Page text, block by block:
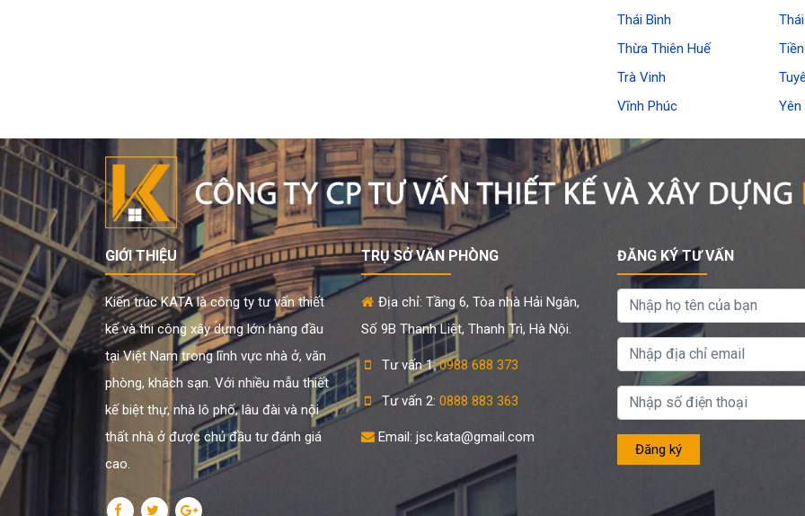
Thái Bình
Thừa Thiên Huế
Trà Vinh
Vĩnh Phúc
Yên
GIỚI THIỆU
Kiến trúc KATA là công ty tư vấn thiết
kế và thi công xây dựng lớn hàng đầu
tại Việt Nam trong lĩnh vực nhà ở, văn
phòng, khách sạn. Với nhiều mẫu thiết
kế biệt thự, nhà lô phố, lâu đài và nội
thất nhà ở được chủ đầu tư đánh giá
cao.
TRỤ SỞ VĂN PHÒNG
Địa chỉ: Tầng 6, Tòa nhà Hải Ngân,
Số 9B Thanh Liệt, Thanh Trì, Hà Nội.
Tư vấn 1:0988 688 373
Tư vấn 2: 0888 883 363
Email: jsc.kata@gmail.com
ĐĂNG KÝ TƯ VẤN